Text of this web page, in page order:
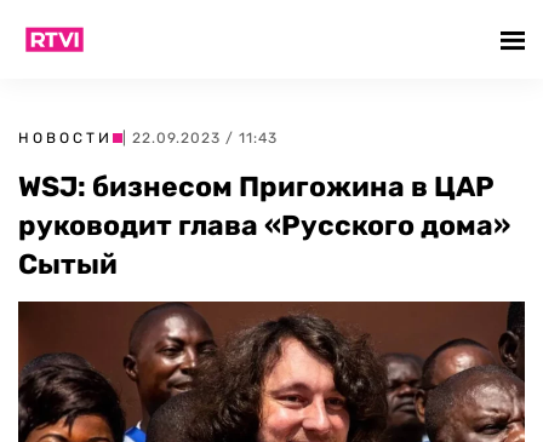
НОВОСТИ | 22.09.2023 / 11:43
WSJ: бизнесом Пригожина в ЦАР
руководит глава «Русского дома»
Сытый